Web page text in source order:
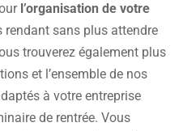
l’organisation de votre
rendant sans plus attendre
trouverez également plus
et l’ensemble de nos
à votre entreprise
de rentrée. Vous